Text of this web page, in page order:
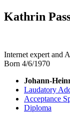
Kathrin
Internet expert and
Born 4/6/1970
Johann-
Laudatory
Acceptance
Diploma